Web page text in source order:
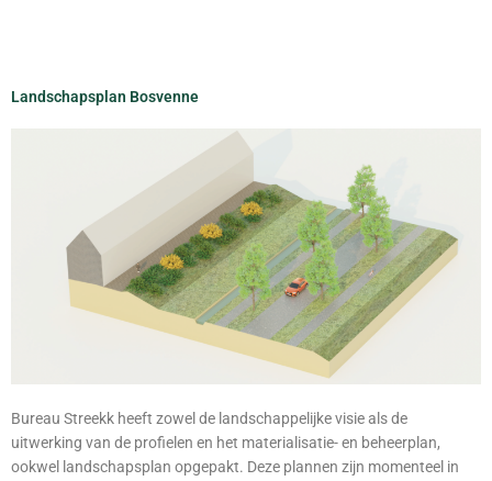
Landschapsplan Bosvenne
Bureau Streekk heeft zowel de landschappelijke visie als de
uitwerking van de profielen en het materialisatie- en beheerplan,
ookwel landschapsplan opgepakt. Deze plannen zijn momenteel in